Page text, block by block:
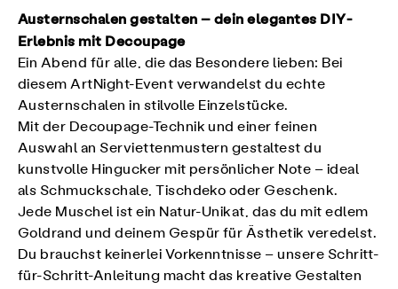
Austernschalen gestalten – dein elegantes DIY-
Erlebnis mit Decoupage
Ein Abend für alle, die das Besondere lieben: Bei
diesem ArtNight-Event verwandelst du echte
Austernschalen in stilvolle Einzelstücke.
Mit der Decoupage-Technik und einer feinen
Auswahl an Serviettenmustern gestaltest du
kunstvolle Hingucker mit persönlicher Note – ideal
als Schmuckschale, Tischdeko oder Geschenk.
Jede Muschel ist ein Natur-Unikat, das du mit edlem
Goldrand und deinem Gespür für Ästhetik veredelst.
Du brauchst keinerlei Vorkenntnisse – unsere Schritt-
für-Schritt-Anleitung macht das kreative Gestalten